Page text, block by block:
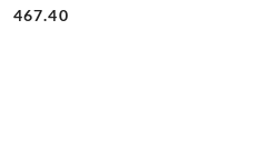
Cena:
Cena:
467.40